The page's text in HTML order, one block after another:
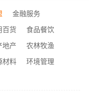
金融服务
百货
食品餐饮
地产
农林牧渔
材料
环境管理